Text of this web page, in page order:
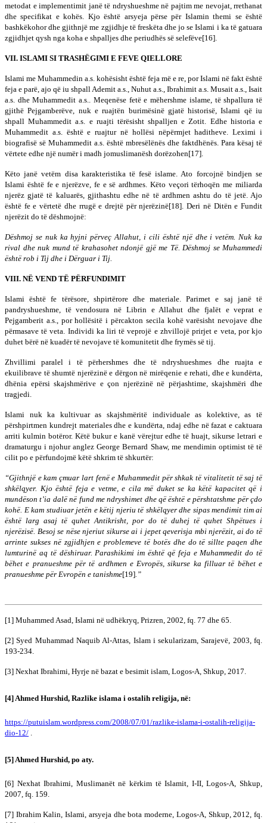
metodat e implementimit janë të ndryshueshme në pajtim me nevojat, rrethanat
dhe specifikat e kohës. Kjo është arsyeja përse për Islamin themi se është
bashkëkohor dhe gjithnjë me zgjidhje të freskëta dhe jo se Islami i ka të gatuara
zgjidhjet qysh nga koha e shpalljes dhe periudhës së selefëve[16].
VII. ISLAMI SI TRASHËGIMI E FEVE QIELLORE
Islami me Muhammedin a.s. kohësisht është feja më e re, por Islami në fakt është
feja e parë, ajo që iu shpall Ademit a.s., Nuhut a.s., Ibrahimit a.s. Musait a.s., Isait
a.s. dhe Muhammedit a.s.. Meqenëse fetë e mëhershme islame, të shpallura të
gjithë Pejgamberëve, nuk e ruajtën burimësinë gjatë historisë, Islami që iu
shpall Muhammedit a.s. e ruajti tërësisht shpalljen e Zotit. Edhe historia e
Muhammedit a.s. është e ruajtur në hollësi nëpërmjet haditheve. Leximi i
biografisë së Muhammedit a.s. është mbresëlënës dhe faktdhënës. Para kësaj të
vërtete edhe një numër i madh jomuslimanësh dorëzohen[17].
Këto janë vetëm disa karakteristika të fesë islame. Ato forcojnë bindjen se
Islami është fe e njerëzve, fe e së ardhmes. Këto veçori tërhoqën me miliarda
njerëz gjatë të kaluarës, gjithashtu edhe në të ardhmen ashtu do të jetë. Ajo
është fe e vërtetë dhe rrugë e drejtë për njerëzinë[18]. Deri në Ditën e Fundit
njerëzit do të dëshmojnë:
Dëshmoj se nuk ka hyjni përveç Allahut, i cili është një dhe i vetëm. Nuk ka
rival dhe nuk mund të krahasohet ndonjë gjë me Të. Dëshmoj se Muhammedi
është rob i Tij dhe i Dërguar i Tij.
VIII. NË VEND TË PËRFUNDIMIT
Islami është fe tërësore, shpirtërore dhe materiale. Parimet e saj janë të
pandryshueshme, të vendosura në Librin e Allahut dhe fjalët e veprat e
Pejgamberit a.s., por hollësitë i përcakton secila kohë varësisht nevojave dhe
përmasave të veta. Individi ka liri të veprojë e zhvillojë prirjet e veta, por kjo
duhet bërë në kuadër të nevojave të komunitetit dhe frymës së tij.
Zhvillimi paralel i të përhershmes dhe të ndryshueshmes dhe ruajta e
ekuilibrave të shumtë njerëzinë e dërgon në mirëqenie e rehati, dhe e kundërta,
dhënia epërsi skajshmërive e çon njerëzinë në përjashtime, skajshmëri dhe
tragjedi.
Islami nuk ka kultivuar as skajshmëritë individuale as kolektive, as të
përshpirtmen kundrejt materiales dhe e kundërta, ndaj edhe në fazat e caktuara
arriti kulmin botëror. Këtë bukur e kanë vërejtur edhe të huajt, sikurse letrari e
dramaturgu i njohur anglez George Bernard Shaw, me mendimin optimist të të
cilit po e përfundojmë këtë shkrim të shkurtër:
“Gjithnjë e kam çmuar lart fenë e Muhammedit për shkak të vitalitetit të saj të
shkëlqyer. Kjo është feja e vetme, e cila më duket se ka këtë kapacitet që i
mundëson t’ia dalë në fund me ndryshimet dhe që është e përshtatshme për çdo
kohë. E kam studiuar jetën e këtij njeriu të shkëlqyer dhe sipas mendimit tim ai
është larg asaj të quhet Antikrisht, por do të duhej të quhet Shpëtues i
njerëzisë. Besoj se nëse njeriut sikurse ai i jepet qeverisja mbi njerëzit, ai do të
arrinte sukses në zgjidhjen e problemeve të botës dhe do të sillte paqen dhe
lumturinë aq të dëshiruar. Parashikimi im është që feja e Muhammedit do të
bëhet e pranueshme për të ardhmen e Evropës, sikurse ka filluar të bëhet e
pranueshme për Evropën e tanishme[19] .”
[1] Muhammed Asad, Islami në udhëkryq, Prizren, 2002, fq. 77 dhe 65.
[2] Syed Muhammad Naquib Al-Attas, Islam i sekularizam, Sarajevë, 2003, fq.
193-234.
[3] Nexhat Ibrahimi, Hyrje në bazat e besimit islam, Logos-A, Shkup, 2017.
[4] Ahmed Hurshid, Razlike islama i ostalih religija, në:
https://putuislam.wordpress.com/2008/07/01/razlike-islama-i-ostalih-religija-
dio-12/
[5] Ahmed Hurshid, po aty.
[6] Nexhat Ibrahimi, Muslimanët në kërkim të Islamit, I-II, Logos-A, Shkup,
2007, fq. 159.
[7] Ibrahim Kalin, Islami, arsyeja dhe bota moderne, Logos-A, Shkup, 2012, fq.